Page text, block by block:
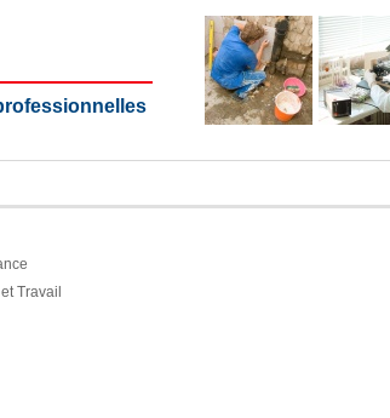
Travail